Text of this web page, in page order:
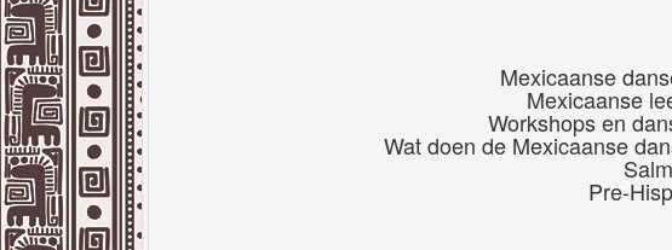
Mexicaanse
Mexicaanse
Workshops en
Wat doen de Mexicaanse
Pre-